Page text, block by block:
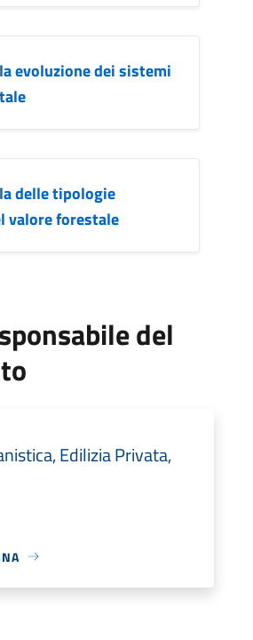
evoluzione dei sistemi
delle tipologie
valore forestale
del
Edilizia Privata,